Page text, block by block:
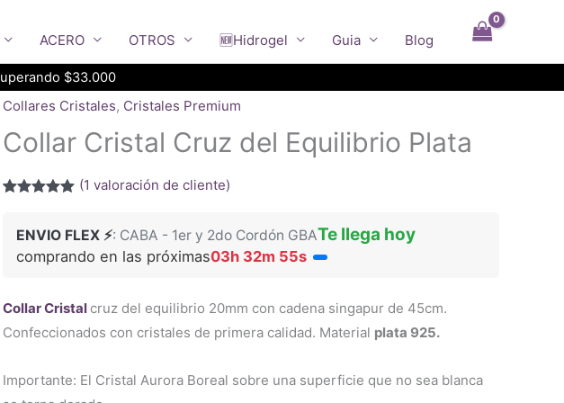
ACERO OTROS 🆕Hidrogel Guia Blog
$33.000
Collares Cristales, Cristales Premium
Collar Cristal Cruz del Equilibrio Plata
5 en base a
de un cliente
(1 valoración de cliente)
ENVIO FLEX ⚡: CABA - 1er y 2do Cordón GBATe llega hoy
comprando en las próximas03h 32m 55s
Collar Cristal cruz del equilibrio 20mm con cadena singapur de 45cm.
Confeccionados con cristales de primera calidad. Material plata 925.
Importante: El Cristal Aurora Boreal sobre una superficie que no sea blanca